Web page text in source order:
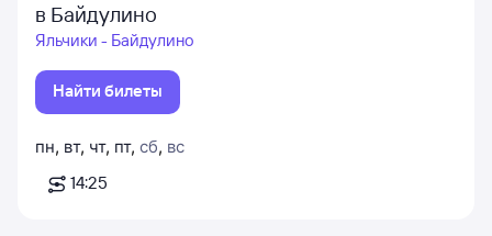
в Байдулино
Яльчики - Байдулино
Найти билеты
пн, вт, чт, пт, сб, вс
14:25